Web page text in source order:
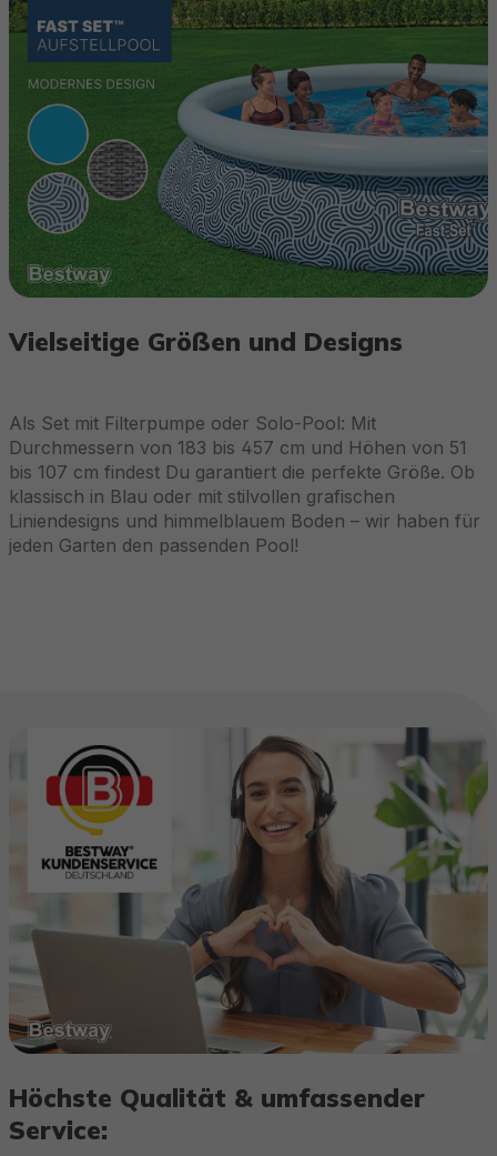
Vielseitige Größen und Designs
Als Set mit Filterpumpe oder Solo-Pool: Mit
Durchmessern von 183 bis 457 cm und Höhen von 51
bis 107 cm findest Du garantiert die perfekte Größe. Ob
klassisch in Blau oder mit stilvollen grafischen
Liniendesigns und himmelblauem Boden – wir haben für
jeden Garten den passenden Pool!
Höchste Qualität & umfassender
Service: